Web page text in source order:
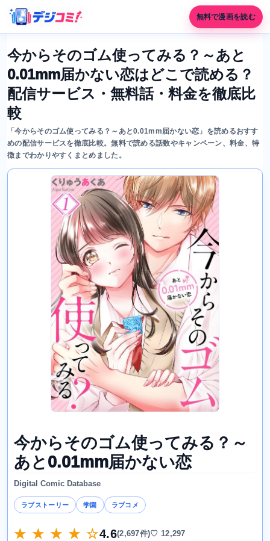
無料で漫画を読む
今からそのゴム使ってみる？～あと
0.01mm届かない恋はどこで読める？
配信サービス・無料話・料金を徹底比
較
「今からそのゴム使ってみる？～あと0.01mm届かない恋」を読めるおすす
めの配信サービスを徹底比較。無料で読める話数やキャンペーン、料金、特
徴までわかりやすくまとめました。
今からそのゴム使ってみる？～
あと0.01mm届かない恋
Digital Comic Database
ラブストーリー 学園 ラブコメ
★ ★ ★ ★ ☆4.6(2,697件)♡ 12,297